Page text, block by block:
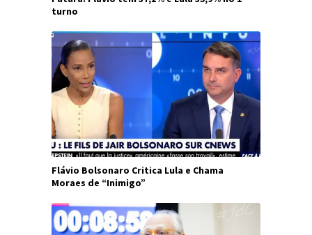
turno
Flávio Bolsonaro Critica Lula e Chama
Moraes de “Inimigo”